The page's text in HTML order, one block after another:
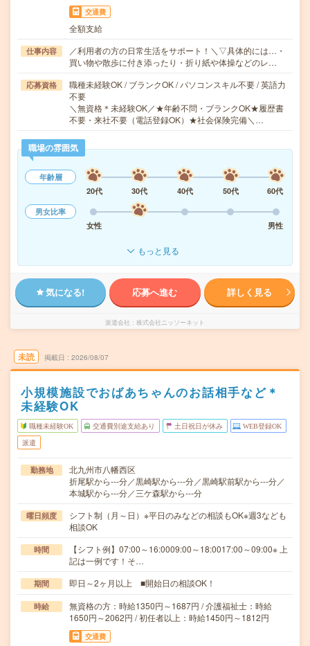
交通費
全額支給
仕事内容
／利用者の方の日常生活をサポート！＼▽具体的には…・
買い物や散歩に付き添ったり・折り紙や体操などのレ…
応募資格
職種未経験OK / ブランクOK / パソコンスキル不要 / 英語力
不要
＼無資格＊未経験OK／★年齢不問・ブランクOK★履歴書
不要・来社不要（電話登録OK）★社会保険完備＼…
職場の雰囲気
年齢層
20代
30代 40代 50代
60代
男女比率
女性
男性
もっと見る
気になる! 応募へ進む 詳しく見る
派遣会社 株式会社ニッソーネット
未読 掲載日 2026/08/07
小規模施設でおばあちゃんのお話相手など＊
未経験OK
職種未経験OK 交通費別途支給あり 土日祝日が休み WEB登録OK
派遣
勤務地
北九州市八幡西区
折尾駅から---分／黒崎駅から---分／黒崎駅前駅から---分／
本城駅から---分／三ケ森駅から---分
曜日頻度
シフト制（月～日）※平日のみなどの相談もOK※週3なども
相談OK
時間
【シフト例】07:00～16:0009:00～18:0017:00～09:00※ 上
記は一例です！そ…
期間 即日～2ヶ月以上 ■開始日の相談OK！
時給
無資格の方：時給1350円～1687円 / 介護福祉士：時給
1650円～2062円 / 初任者以上：時給1450円～1812円
交通費